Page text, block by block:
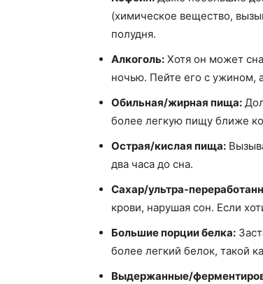
(химическое вещество,
полудня.
Алкоголь: Хотя он может
ночью. Пейте его с ужином,
Обильная/жирная пища:
более легкую пищу ближе
Острая/кислая пища:
два часа до сна.
Сахар/ультра-
крови, нарушая сон. Если
Большие порции белка:
более легкий белок, такой
Выдержанные/